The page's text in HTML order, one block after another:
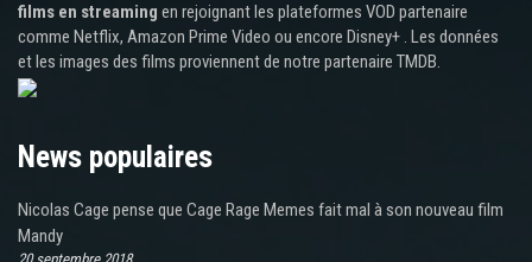
films en streaming en rejoignant les plateformes VOD partenaire
comme Netflix, Amazon Prime Video ou encore Disney+ . Les données
et les images des films proviennent de notre partenaire TMDB.
News populaires
Nicolas Cage pense que Cage Rage Memes fait mal à son nouveau film
Mandy